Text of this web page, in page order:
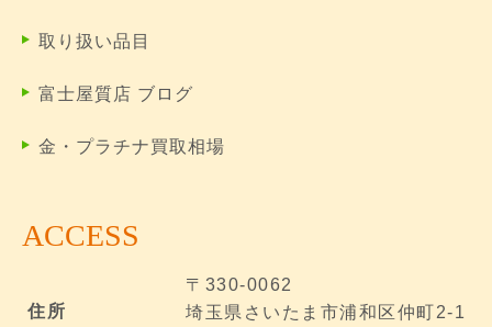
取り扱い品目
富士屋質店 ブログ
金・プラチナ買取相場
ACCESS
住所
〒330-0062
埼玉県さいたま市浦和区仲町2-1